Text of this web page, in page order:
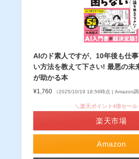
AIのド素人ですが、10年後も仕
い方法を教えて下さい! 最悪の未
が助かる本
¥1,760 （2025/10/19 18:56時点 | Amazon調
Amazon
＼楽天ポイント4倍セール
楽天市場